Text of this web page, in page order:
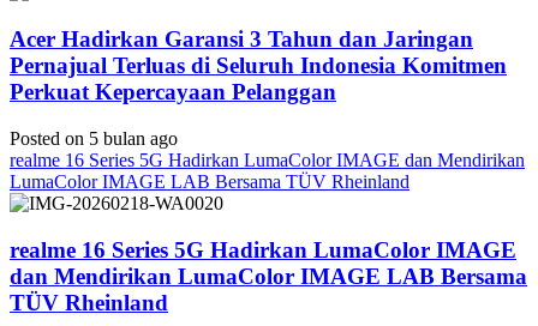
Acer Hadirkan Garansi 3 Tahun dan Jaringan
Pernajual Terluas di Seluruh Indonesia Komitmen
Perkuat Kepercayaan Pelanggan
Posted on 5 bulan ago
realme 16 Series 5G Hadirkan LumaColor IMAGE dan Mendirikan
LumaColor IMAGE LAB Bersama TÜV Rheinland
realme 16 Series 5G Hadirkan LumaColor IMAGE
dan Mendirikan LumaColor IMAGE LAB Bersama
TÜV Rheinland